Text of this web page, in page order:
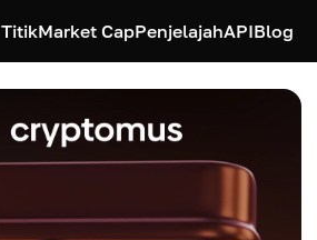
TitikMarket CapPenjelajahAPIBlog